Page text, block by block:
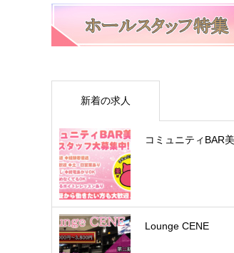
新着の求人
コミュニティBAR
Lounge CENE